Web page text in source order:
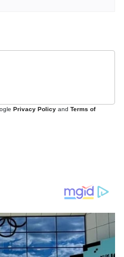
Tỷ giá
Chứng khoán
Giá cà phê
Privacy Policy and Terms of